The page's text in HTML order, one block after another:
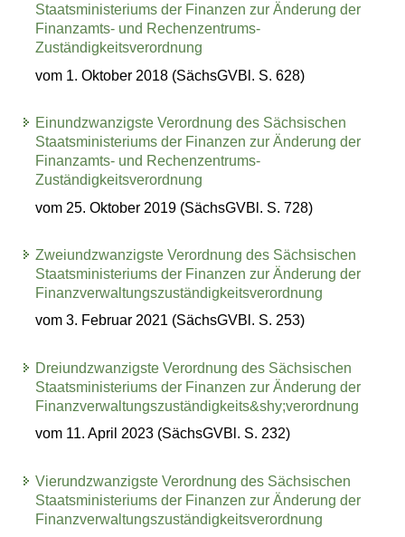
Staatsministeriums der Finanzen zur Änderung der
Finanzamts- und Rechenzentrums-
Zuständigkeitsverordnung
vom 1. Oktober 2018 (SächsGVBl. S. 628)
Einundzwanzigste Verordnung des Sächsischen
Staatsministeriums der Finanzen zur Änderung der
Finanzamts- und Rechenzentrums-
Zuständigkeitsverordnung
vom 25. Oktober 2019 (SächsGVBl. S. 728)
Zweiundzwanzigste Verordnung des Sächsischen
Staatsministeriums der Finanzen zur Änderung der
Finanzverwaltungszuständigkeitsverordnung
vom 3. Februar 2021 (SächsGVBl. S. 253)
Dreiundzwanzigste Verordnung des Sächsischen
Staatsministeriums der Finanzen zur Änderung der
Finanzverwaltungszuständigkeits&shy;verordnung
vom 11. April 2023 (SächsGVBl. S. 232)
Vierundzwanzigste Verordnung des Sächsischen
Staatsministeriums der Finanzen zur Änderung der
Finanzverwaltungszuständigkeitsverordnung